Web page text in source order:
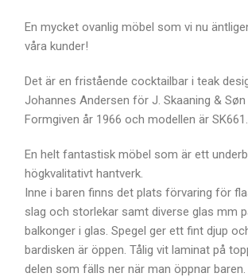
En mycket ovanlig möbel som vi nu
våra kunder!
Det är en fristående cocktailbar i teak
Johannes Andersen för J. Skaaning & Søn
Formgiven år 1966 och modellen är SK661.
En helt fantastisk möbel som är ett
högkvalitativt hantverk.
Inne i baren finns det plats förvaring för
slag och storlekar samt diverse glas mm
balkonger i glas. Spegel ger ett fint djup
bardisken är öppen. Tålig vit laminat på
delen som fälls ner när man öppnar baren.